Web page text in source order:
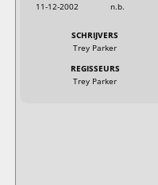
11-12-2002
n.b.
SCHRIJVERS
Trey Parker
REGISSEURS
Trey Parker